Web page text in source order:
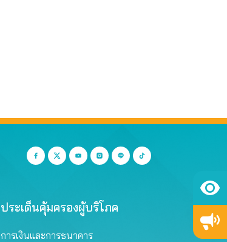
ประเด็นคุ้มครองผู้บริโภค
การเงินและการธนาคาร